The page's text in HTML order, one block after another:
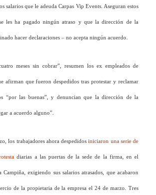
salarios que le adeuda Carpas Vip Events. Aseguran estos
les ha pagado ningún atraso y que la dirección de la
hacer declaraciones – no acepta ningún acuerdo.
meses sin cobrar”, resumen los ex empleados de
afirman que fueron despedidos tras protestar y reclamar
“por las buenas”, y denuncian que la dirección de la
a acuerdo alguno”.
los trabajadores ahora despedidosiniciaron una serie de
diarias a las puertas de la sede de la firma, en el
exigiendo sus salarios atrasados, que acabaron
de la propietaria de la empresa el 24 de marzo. Tres